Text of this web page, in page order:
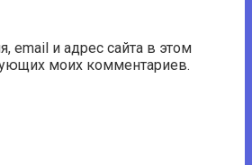
email и адрес сайта в этом
моих комментариев.